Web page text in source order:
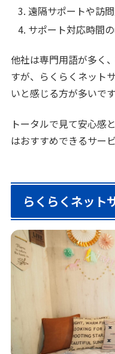
遠隔サポートや訪
サポート対応時間
他社は専門用語が多く
すが、らくらくネット
いと感じる方が多いです
トータルで見て安心感
はおすすめできるサービ
らくらくネット